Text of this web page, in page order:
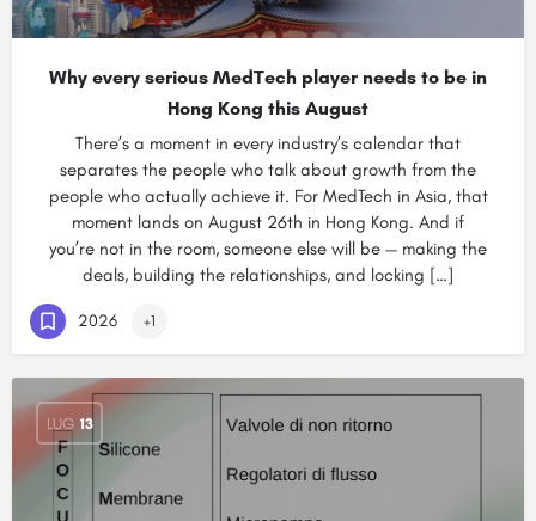
Why every serious MedTech player needs to be in
Hong Kong this August
There’s a moment in every industry’s calendar that
separates the people who talk about growth from the
people who actually achieve it. For MedTech in Asia, that
moment lands on August 26th in Hong Kong. And if
you’re not in the room, someone else will be — making the
deals, building the relationships, and locking […]
2026 +1
LUG 13